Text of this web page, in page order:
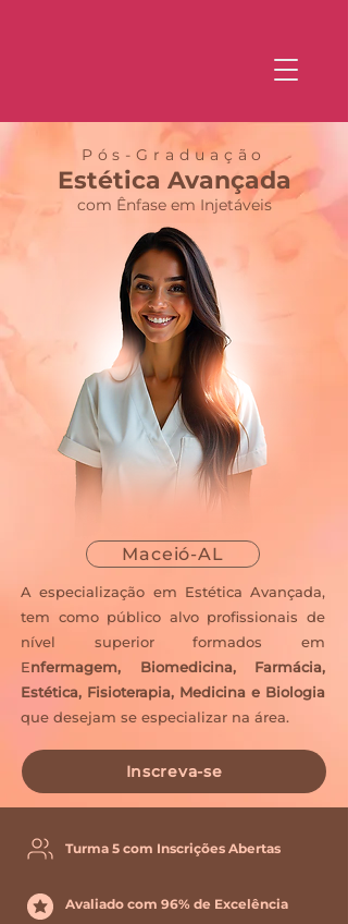
com Ênfase em Injetáveis
Estética Avançada
Pós-Graduação
Maceió-AL
​A especialização em Estética Avançada,
tem como público alvo profissionais de
nível superior formados em
Enfermagem, Biomedicina, Farmácia,
Estética, Fisioterapia, Medicina e Biologia
que desejam se especializar na área.
Inscreva-se
Turma 5 com Inscrições Abertas
Avaliado com 96% de Excelência